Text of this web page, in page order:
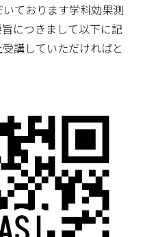
ております学科効果測
につきまして以下に記
講していただければと